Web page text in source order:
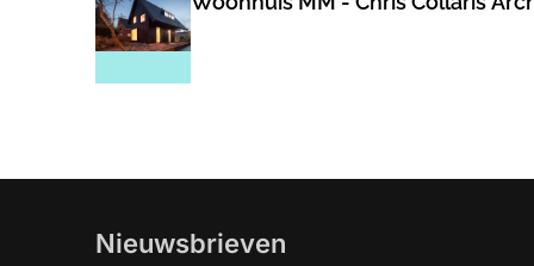
Nieuwsbrieven